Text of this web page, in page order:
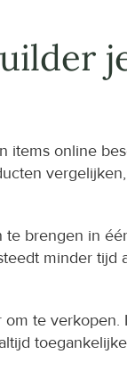
items online
te brengen in
minder
te